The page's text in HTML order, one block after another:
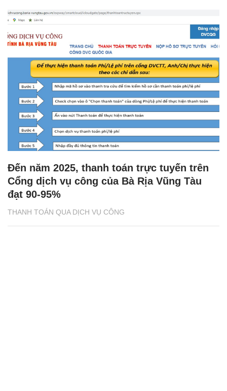
THANH TOÁN QUA DỊCH VỤ CÔNG
Đến năm 2025, thanh toán trực tuyến trên
Cổng dịch vụ công của Bà Rịa Vũng Tàu
đạt 90-95%